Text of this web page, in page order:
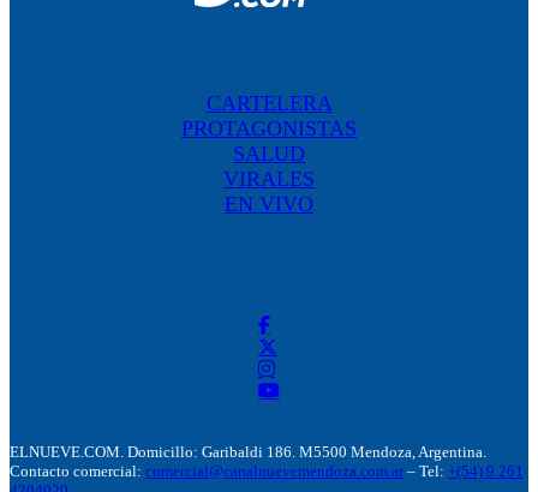
CARTELERA
PROTAGONISTAS
SALUD
VIRALES
EN VIVO
ELNUEVE.COM. Domicillo: Garibaldi 186. M5500 Mendoza, Argentina.
Contacto comercial: comercial@canalnuevemendoza.com.ar – Tel: +(54) 9 261